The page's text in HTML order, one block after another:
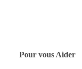
Pour vous Aider